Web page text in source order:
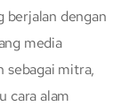
berjalan dengan
media
sebagai mitra,
cara alam